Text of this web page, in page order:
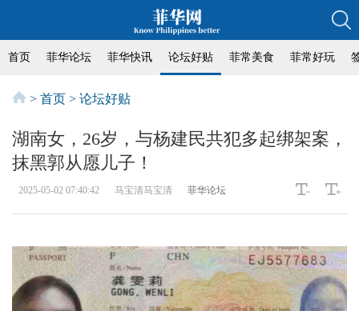
首页 菲华论坛 菲华快讯 论坛好贴 菲常美食 菲常好玩
> 首页 > 论坛好贴
湖南女，26岁，与杨建民共犯多起绑架案，
抹黑郭从愿儿子！
2025-05-02 07:40:42 马宝清马宝清 菲华论坛